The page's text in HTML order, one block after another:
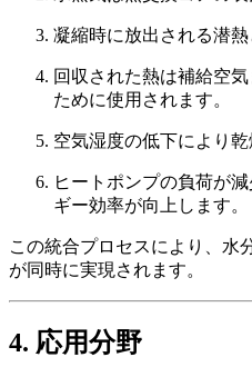
凝縮時に放出される潜熱
回収された熱は補給空
ために使用されます。
空気湿度の低下により乾
ヒートポンプの負荷が
ギー効率が向上します。
この統合プロセスにより、水
が同時に実現されます。
4. 応用分野